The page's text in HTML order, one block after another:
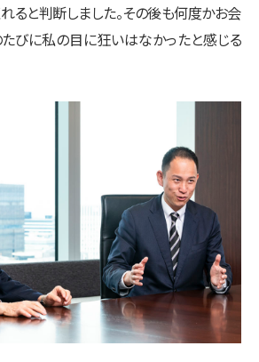
ると判断しました。その後も何度かお会
たびに私の目に狂いはなかったと感じる